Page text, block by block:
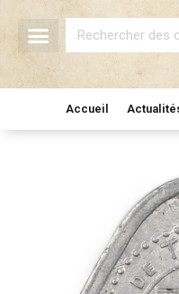
Rechercher
Accueil